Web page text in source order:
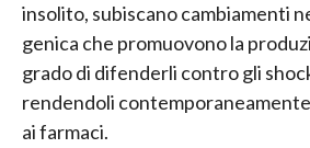
insolito, subiscano cambiamenti
genica che promuovono la
grado di difenderli contro gli
rendendoli
ai farmaci.